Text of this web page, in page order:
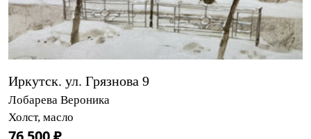
Иркутск. ул. Грязнова 9
Лобарева Вероника
Холст, масло